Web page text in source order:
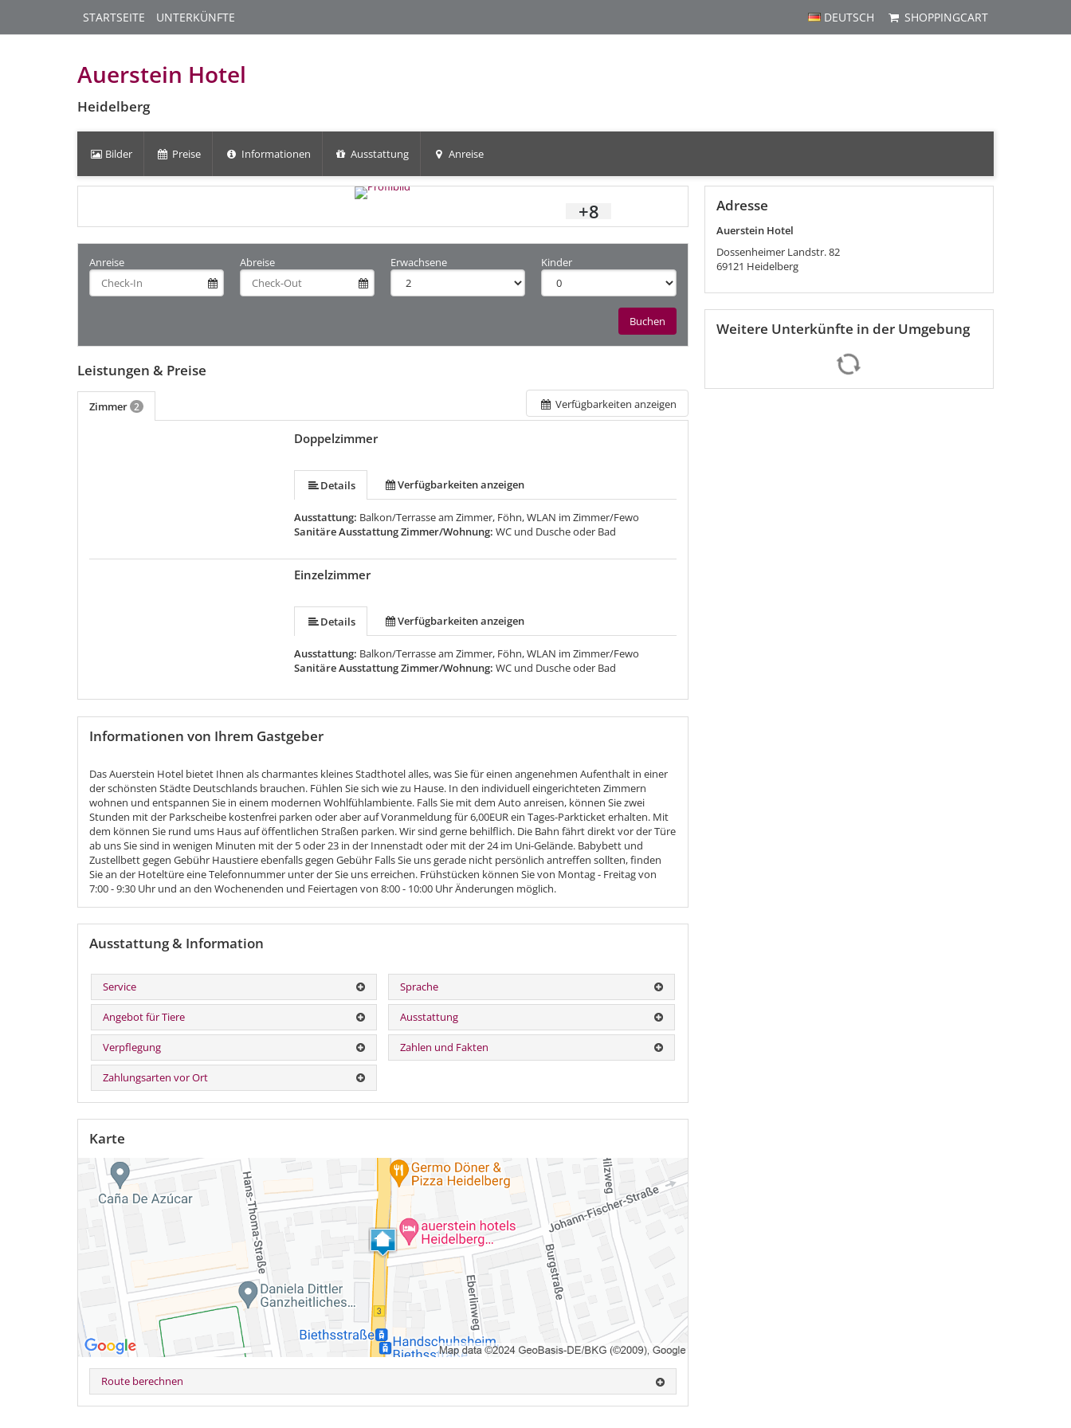
DEUTSCH SHOPPINGCART
STARTSEITE UNTERKÜNFTE
Auerstein Hotel
Heidelberg
Bilder Preise Informationen Ausstattung Anreise
+8
Anreise Abreise Erwachsene Kinder
Buchen
Verfügbarkeiten anzeigen
Leistungen & Preise
Zimmer 2
Doppelzimmer
Details Verfügbarkeiten anzeigen
Ausstattung: Balkon/Terrasse am Zimmer, Föhn, WLAN im Zimmer/Fewo
Sanitäre Ausstattung Zimmer/Wohnung:WC und Dusche oder Bad
Einzelzimmer
Details Verfügbarkeiten anzeigen
Ausstattung: Balkon/Terrasse am Zimmer, Föhn, WLAN im Zimmer/Fewo
Sanitäre Ausstattung Zimmer/Wohnung:WC und Dusche oder Bad
Informationen von Ihrem Gastgeber
Das Auerstein Hotel bietet Ihnen als charmantes kleines Stadthotel alles, was Sie für einen angenehmen Aufenthalt in einer
der schönsten Städte Deutschlands brauchen. Fühlen Sie sich wie zu Hause. In den individuell eingerichteten Zimmern
wohnen und entspannen Sie in einem modernen Wohlfühlambiente. Falls Sie mit dem Auto anreisen, können Sie zwei
Stunden mit der Parkscheibe kostenfrei parken oder aber auf Voranmeldung für 6,00EUR ein Tages-Parkticket erhalten. Mit
dem können Sie rund ums Haus auf öffentlichen Straßen parken. Wir sind gerne behilflich. Die Bahn fährt direkt vor der Türe
ab uns Sie sind in wenigen Minuten mit der 5 oder 23 in der Innenstadt oder mit der 24 im Uni-Gelände. Babybett und
Zustellbett gegen Gebühr Haustiere ebenfalls gegen Gebühr Falls Sie uns gerade nicht persönlich antreffen sollten, finden
Sie an der Hoteltüre eine Telefonnummer unter der Sie uns erreichen. Frühstücken können Sie von Montag - Freitag von
7:00 - 9:30 Uhr und an den Wochenenden und Feiertagen von 8:00 - 10:00 Uhr Änderungen möglich.
Ausstattung & Information
Service Sprache
Angebot für Tiere Ausstattung
Verpflegung Zahlen und Fakten
Zahlungsarten vor Ort
Karte
Route berechnen
Adresse
Auerstein Hotel
Dossenheimer Landstr. 82
69121 Heidelberg
Weitere Unterkünfte in der Umgebung